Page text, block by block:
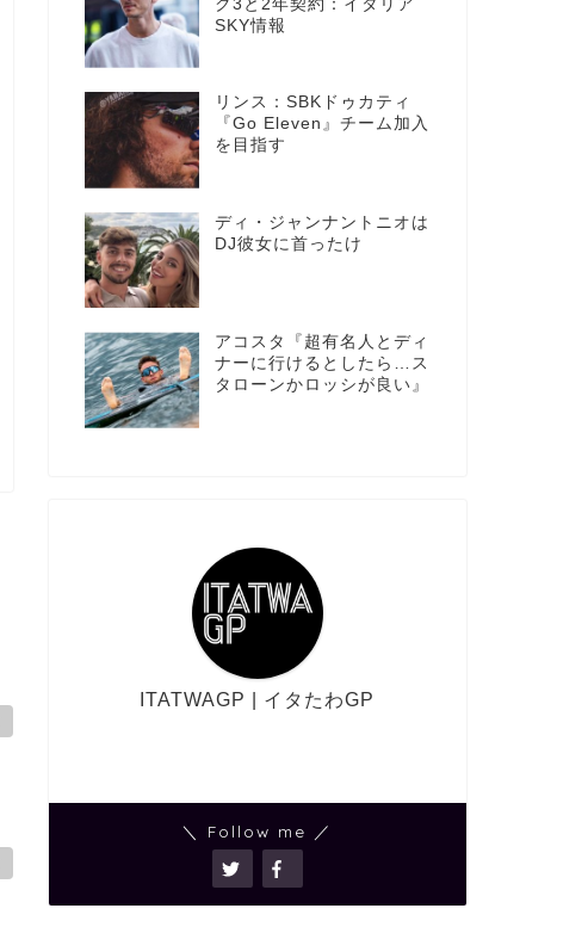
ク3と2年契約：イタリア
SKY情報
リンス：SBKドゥカティ
『Go Eleven』チーム加入
を目指す
ディ・ジャンナントニオは
DJ彼女に首ったけ
アコスタ『超有名人とディ
ナーに行けるとしたら…ス
タローンかロッシが良い』
ITATWAGP | イタたわGP
＼ Follow me ／